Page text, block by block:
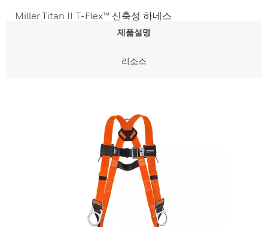
Miller Titan II T-Flex™ 신축성 하네스
제품설명
리소스